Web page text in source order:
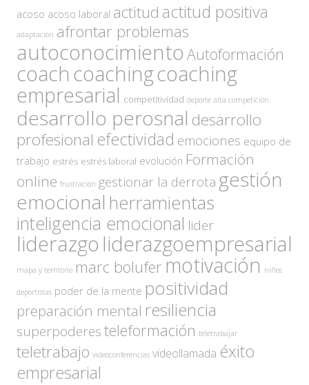
acoso acoso laboral actitud actitud positiva
adaptación afrontar problemas
autoconocimiento Autoformación
coach coachingcoaching
empresarial competitividad deporte alta competición
desarrollo perosnal desarrollo
profesional efectividad emociones equipo de
trabajo estrés estrés laboral evolución Formación
online frustración gestionar la derrota gestión
emocional herramientas
inteligencia emocional lider
liderazgo liderazgoempresarial
mapa y territorio marc bolufermotivación niños
deportistas poder de la mente positividad
preparación mental resiliencia
superpoderesteleformación teletrabajar
teletrabajo videoconferencias videollamada éxito
empresarial